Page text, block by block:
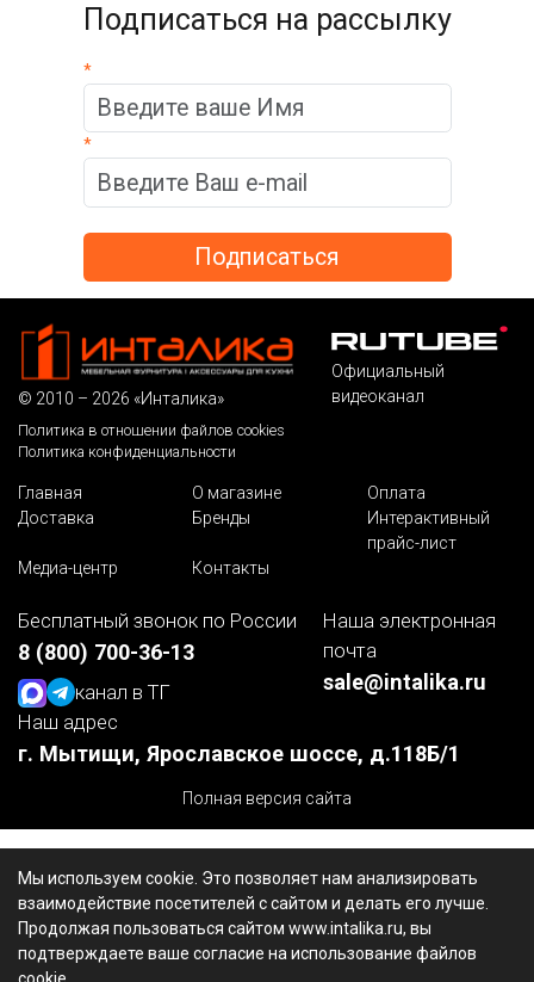
Подписаться на рассылку
*
*
Мы используем cookie. Это позволяет нам анализировать
взаимодействие посетителей с сайтом и делать его лучше.
Продолжая пользоваться сайтом www.intalika.ru, вы
подтверждаете ваше согласие на использование файлов
© 2010 – 2026 «Инталика»
Политика в отношении файлов cookies
Политика конфиденциальности
Официальный
видеоканал
Главная О магазине
Оплата
Доставка
Бренды
Интерактивный
прайс-лист
Медиа-центр
Контакты
Бесплатный звонок по России
8 (800) 700-36-13
канал в ТГ
Наша электронная
почта
sale@intalika.ru
Наш адрес
г. Мытищи, Ярославское шоссе, д.118Б/1
Полная версия сайта